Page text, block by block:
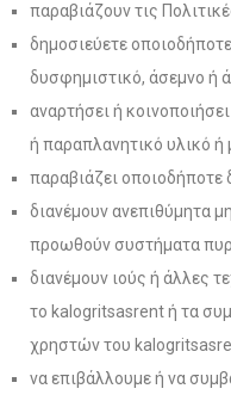
παραβιάζουν τις
δημοσιεύετε
δυσφημιστικό, άσεμνο ή
αναρτήσει ή
ή παραπλανητικό υλικό ή
παραβιάζει οποιοδήποτε
διανέμουν ανεπιθύμητα
προωθούν συστήματα
διανέμουν ιούς ή άλλες
το kalogritsasrent ή τα
χρηστών του
να επιβάλλουμε ή να